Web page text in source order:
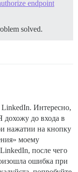
endpoint
solved.
LinkedIn. Интересно,
дохожу до входа в
нажатии на кнопку
моему
после чего
ошибка при